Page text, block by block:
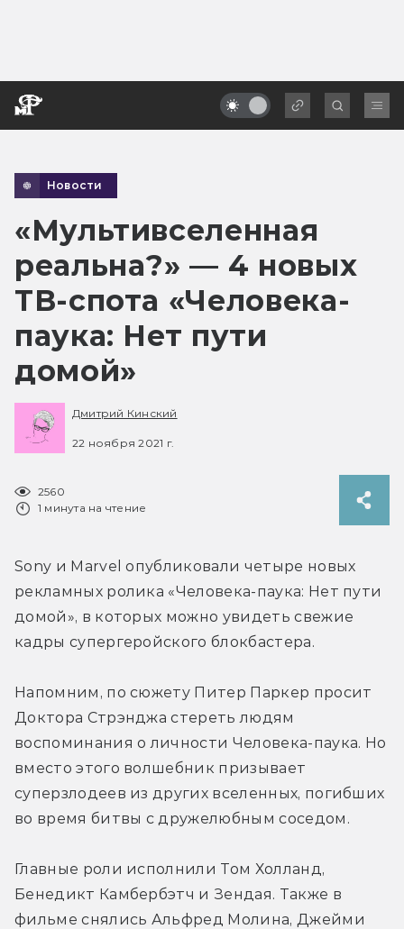
Новости
«Мультивселенная
реальна?» — 4 новых
ТВ-спота «Человека-
паука: Нет пути
домой»
Дмитрий Кинский
22 ноября 2021 г.
2560
1 минута на чтение
Sony и Marvel опубликовали четыре новых
рекламных ролика «Человека-паука: Нет пути
домой», в которых можно увидеть свежие
кадры супергеройского блокбастера.
Напомним, по сюжету Питер Паркер просит
Доктора Стрэнджа стереть людям
воспоминания о личности Человека-паука. Но
вместо этого волшебник призывает
суперзлодеев из других вселенных, погибших
во время битвы с дружелюбным соседом.
Главные роли исполнили Том Холланд,
Бенедикт Камбербэтч и Зендая. Также в
фильме снялись Альфред Молина, Джейми